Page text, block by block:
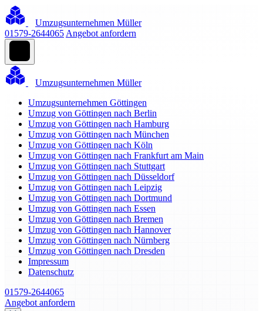
Umzugsunternehmen Müller
01579-2644065 Angebot anfordern
Umzugsunternehmen Müller
Umzugsunternehmen Göttingen
Umzug von Göttingen nach Berlin
Umzug von Göttingen nach Hamburg
Umzug von Göttingen nach München
Umzug von Göttingen nach Köln
Umzug von Göttingen nach Frankfurt am Main
Umzug von Göttingen nach Stuttgart
Umzug von Göttingen nach Düsseldorf
Umzug von Göttingen nach Leipzig
Umzug von Göttingen nach Dortmund
Umzug von Göttingen nach Essen
Umzug von Göttingen nach Bremen
Umzug von Göttingen nach Hannover
Umzug von Göttingen nach Nürnberg
Umzug von Göttingen nach Dresden
Impressum
Datenschutz
01579-2644065
Angebot anfordern